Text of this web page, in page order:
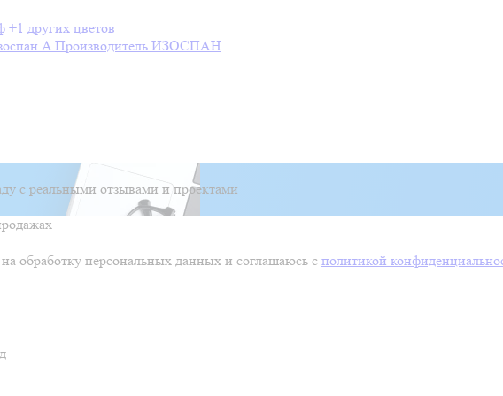
+1 других цветов
A Производитель ИЗОСПАН
с реальными отзывами и проектами
обработку персональных данных и соглашаюсь с политикой